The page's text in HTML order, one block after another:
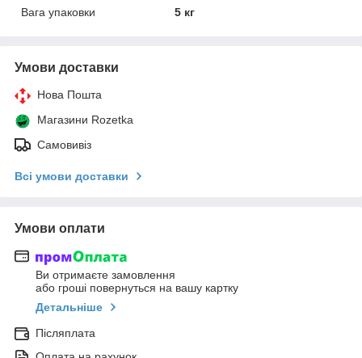
Вага упаковки
5 кг
Умови доставки
Нова Пошта
Магазини Rozetka
Самовивіз
Всі умови доставки
Умови оплати
Ви отримаєте замовлення
або гроші повернуться на вашу картку
Детальніше
Післяплата